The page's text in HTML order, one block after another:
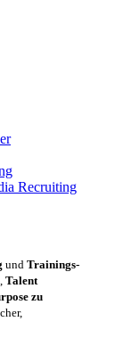
Recruiting
und Trainings-
, Talent
zu